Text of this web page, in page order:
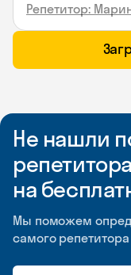
Репетитор:
Не нашли
на
Мы поможем
самого репетитора